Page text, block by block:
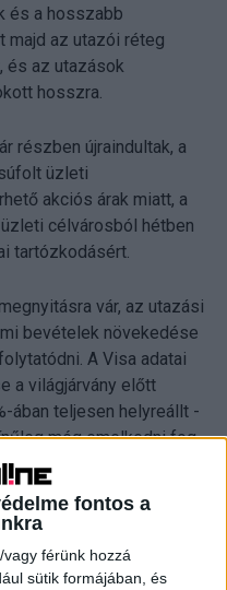
fontos a
férünk hozzá
sütik formájában, és
és a hosszabb
majd az utazói réteg
az utazások
hosszra.
részben újraindultak, a
üzleti
akciós árak miatt, a
célvárosból hétben
tartózkodásért.
vár, az utazási
bevételek növekedése
A Visa adatai
a világjárvány előtt
ában teljesen helyreállt -
még emelkedni fog.
vásárlás